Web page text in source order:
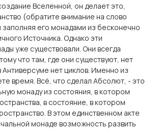
Вселенной, он делает это,
(обратите внимание на слово
заполняя его монадами из бесконечно
Источника. Однако эти
уже существовали. Они всегда
что там, где они существуют, нет
Антиверсуме нет циклов. Именно из
время. Всё, что сделал Абсолют, - это
монаду из состояния, в котором
в состояние, в котором
В этом единственном акте
монаде возможность развить